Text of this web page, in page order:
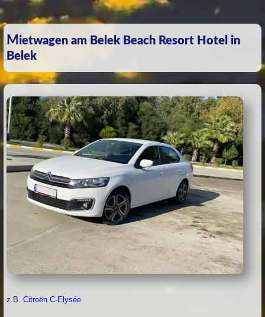
Mietwagen am Belek Beach Resort Hotel in
Belek
z.B.Citroën C-Elysée